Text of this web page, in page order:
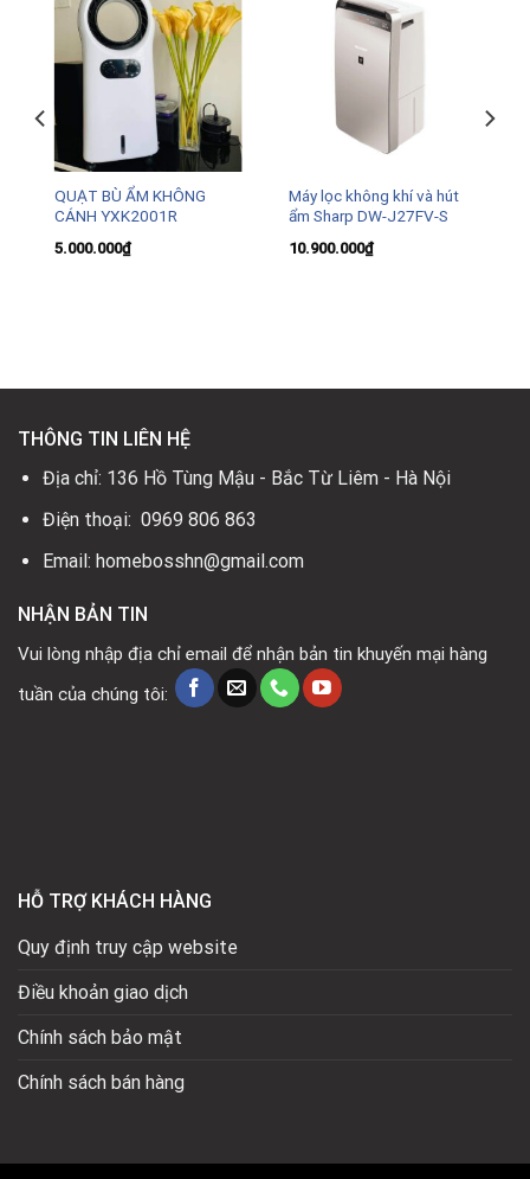
QUẠT BÙ ẨM KHÔNG
CÁNH YXK2001R
5.000.000₫
Máy lọc không khí và hút
ẩm Sharp DW-J27FV-S
10.900.000₫
THÔNG TIN LIÊN HỆ
Địa chỉ: 136 Hồ Tùng Mậu - Bắc Từ Liêm - Hà Nội
Điện thoại: 0969 806 863
Email: homebosshn@gmail.com
NHẬN BẢN TIN
Vui lòng nhập địa chỉ email để nhận bản tin khuyến mại hàng
tuần của chúng tôi:
HỖ TRỢ KHÁCH HÀNG
Quy định truy cập website
Điều khoản giao dịch
Chính sách bảo mật
Chính sách bán hàng